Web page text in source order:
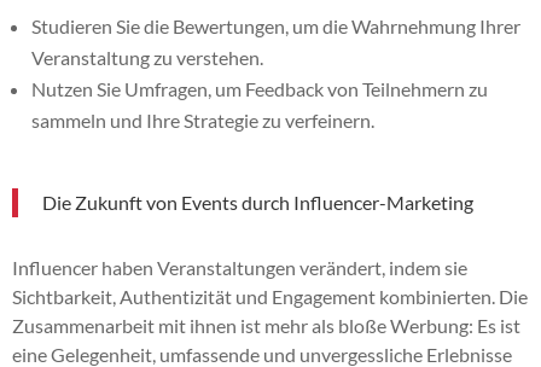
Studieren Sie die Bewertungen, um die Wahrnehmung Ihrer
Veranstaltung zu verstehen.
Nutzen Sie Umfragen, um Feedback von Teilnehmern zu
sammeln und Ihre Strategie zu verfeinern.
Die Zukunft von Events durch Influencer-Marketing
Influencer haben Veranstaltungen verändert, indem sie
Sichtbarkeit, Authentizität und Engagement kombinierten. Die
Zusammenarbeit mit ihnen ist mehr als bloße Werbung: Es ist
eine Gelegenheit, umfassende und unvergessliche Erlebnisse